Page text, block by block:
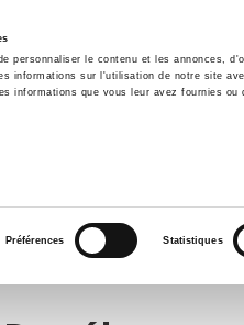
personnaliser le contenu et les annonces,
informations sur l'utilisation de notre site
informations que vous leur avez fournies
Préférences Statistiques
Home Environment